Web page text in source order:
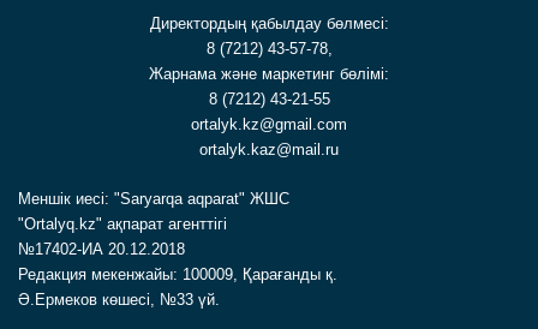
Директордың қабылдау бөлмесі:
8 (7212) 43-57-78,
Жарнама және маркетинг бөлімі:
8 (7212) 43-21-55
ortalyk.kz@gmail.com
ortalyk.kaz@mail.ru
Меншік иесі: "Saryarqa aqparat" ЖШС
"Ortalyq.kz" ақпарат агенттігі
№17402-ИА 20.12.2018
Редакция мекенжайы: 100009, Қарағанды қ.
Ә.Ермеков көшесі, №33 үй.